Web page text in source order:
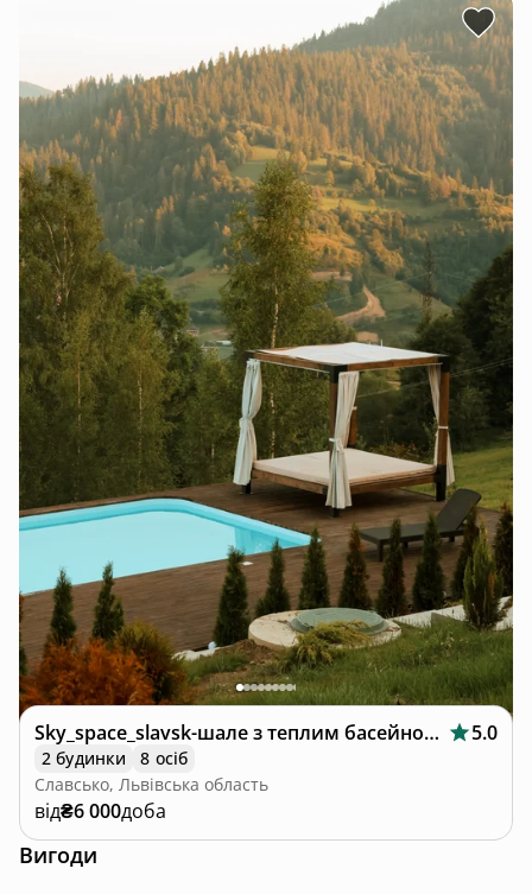
Sky_space_slavsk-шале з теплим басейном🩵 5.0
2 будинки
8 осіб
Славсько, Львівська область
від₴6 000доба
Вигоди